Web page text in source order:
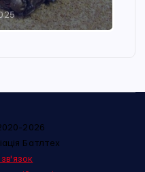
2026
Батлтех